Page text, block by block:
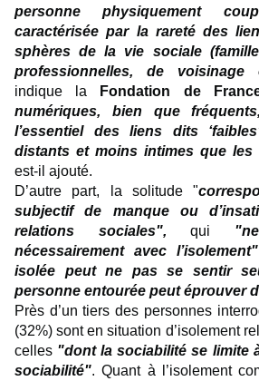
personne physiquement
caractérisée par la rareté des
sphères de la vie sociale
professionnelles, de voisinage
indique la
Fondation de
numériques, bien que
l’essentiel des liens dits
distants et moins intimes que les
est-il ajouté.
D’autre part, la solitude "
subjectif de manque ou
relations sociales",qui
nécessairement avec
isolée peut ne pas se sentir
personne entourée peut éprouver
Près d’un tiers des personnes
(32%) sont en situation d’isolement
celles "dont la sociabilité se limite
sociabilité". Quant à l’isolement